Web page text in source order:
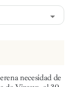
necesidad de